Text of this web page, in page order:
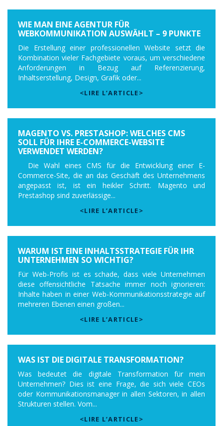
WIE MAN EINE AGENTUR FÜR
WEBKOMMUNIKATION AUSWÄHLT – 9 PUNKTE
Die Erstellung einer professionellen Website setzt die
Kombination vieler Fachgebiete voraus, um verschiedene
Anforderungen in Bezug auf Referenzierung,
Inhaltserstellung, Design, Grafik oder...
<LIRE L’ARTICLE>
MAGENTO VS. PRESTASHOP: WELCHES CMS
SOLL FÜR IHRE E-COMMERCE-WEBSITE
VERWENDET WERDEN?
Die Wahl eines CMS für die Entwicklung einer E-
Commerce-Site, die an das Geschäft des Unternehmens
angepasst ist, ist ein heikler Schritt. Magento und
Prestashop sind zuverlässige...
<LIRE L’ARTICLE>
WARUM IST EINE INHALTSSTRATEGIE FÜR IHR
UNTERNEHMEN SO WICHTIG?
Für Web-Profis ist es schade, dass viele Unternehmen
diese offensichtliche Tatsache immer noch ignorieren:
Inhalte haben in einer Web-Kommunikationsstrategie auf
mehreren Ebenen einen großen...
<LIRE L’ARTICLE>
WAS IST DIE DIGITALE TRANSFORMATION?
Was bedeutet die digitale Transformation für mein
Unternehmen? Dies ist eine Frage, die sich viele CEOs
oder Kommunikationsmanager in allen Sektoren, in allen
Strukturen stellen. Vom...
<LIRE L’ARTICLE>